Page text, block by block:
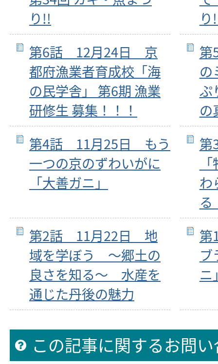
り!!
り
第6話 12月24日 京
都府漁業者育成校「海
の民学舎」 第6期 漁業
研修生 募集！！！
ぷ
の
第4話 11月25日 もう
一つの京のずわいがに
「大善ガニ」
わ
る
第2話 11月22日 地
域を学ぼう ～郷土の
良さを知る～ 水産を
通じた丹後の魅力
ブ
ニ
この記事に関するお問